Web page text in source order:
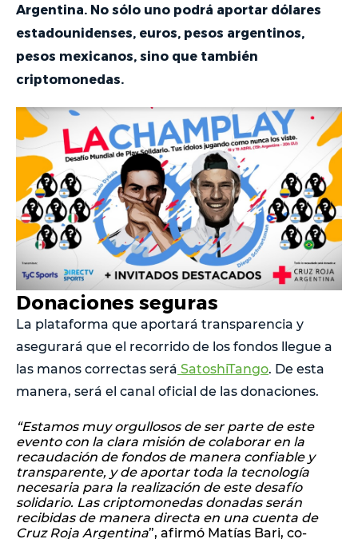
Argentina. No sólo uno podrá aportar dólares
estadounidenses, euros, pesos argentinos,
pesos mexicanos, sino que también
criptomonedas.
Donaciones seguras
La plataforma que aportará transparencia y
asegurará que el recorrido de los fondos llegue a
las manos correctas será SatoshiTango. De esta
manera, será el canal oficial de las donaciones.
“Estamos muy orgullosos de ser parte de este
evento con la clara misión de colaborar en la
recaudación de fondos de manera confiable y
transparente, y de aportar toda la tecnología
necesaria para la realización de este desafío
solidario. Las criptomonedas donadas serán
recibidas de manera directa en una cuenta de
Cruz Roja Argentina”, afirmó Matías Bari, co-